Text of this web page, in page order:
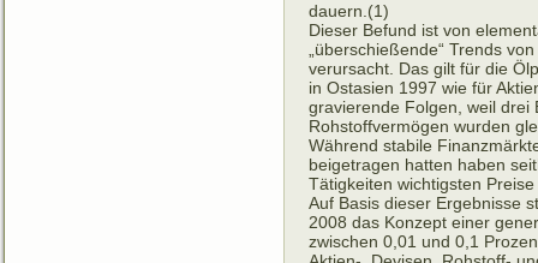
dauern.(1)
Dieser Befund ist von
„überschießende“ Trends
verursacht. Das gilt für die
in Ostasien 1997 wie für
gravierende Folgen, weil drei
Rohstoffvermögen wurden
Während stabile
beigetragen hatten haben
Tätigkeiten wichtigsten
Auf Basis dieser Ergebnisse
2008 das Konzept einer
zwischen 0,01 und 0,1